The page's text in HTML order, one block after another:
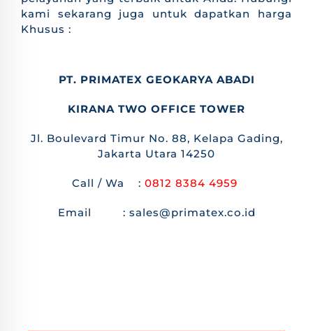
kami sekarang juga untuk dapatkan harga
Khusus :
PT. PRIMATEX GEOKARYA ABADI
KIRANA TWO OFFICE TOWER
Jl. Boulevard Timur No. 88, Kelapa Gading,
Jakarta Utara 14250
Call / Wa : 0812 8384 4959
Email : sales@primatex.co.id